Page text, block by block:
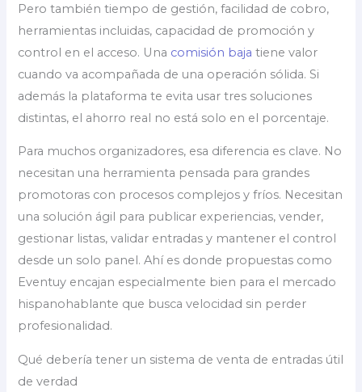
Pero también tiempo de gestión, facilidad de cobro,
herramientas incluidas, capacidad de promoción y
control en el acceso. Una comisión baja tiene valor
cuando va acompañada de una operación sólida. Si
además la plataforma te evita usar tres soluciones
distintas, el ahorro real no está solo en el porcentaje.
Para muchos organizadores, esa diferencia es clave. No
necesitan una herramienta pensada para grandes
promotoras con procesos complejos y fríos. Necesitan
una solución ágil para publicar experiencias, vender,
gestionar listas, validar entradas y mantener el control
desde un solo panel. Ahí es donde propuestas como
Eventuy encajan especialmente bien para el mercado
hispanohablante que busca velocidad sin perder
profesionalidad.
Qué debería tener un sistema de venta de entradas útil
de verdad